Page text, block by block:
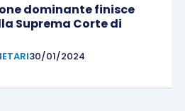
dominante finisce
Suprema Corte di
30/01/2024